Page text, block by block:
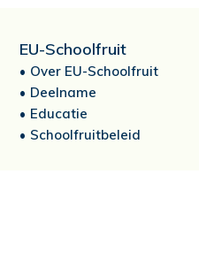
EU-Schoolfruit
Over EU-Schoolfruit
Deelname
Educatie
Schoolfruitbeleid